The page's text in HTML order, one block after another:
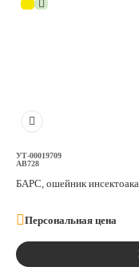
УТ-00019709
AB728
БАРС, ошейник
Персональная цена